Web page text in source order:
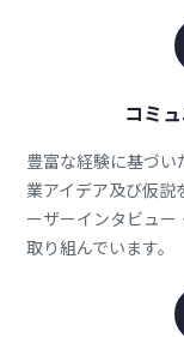
コミ
豊富な経験に基づ
業アイデア及び仮説
ーザーインタビュ
取り組んでいます。